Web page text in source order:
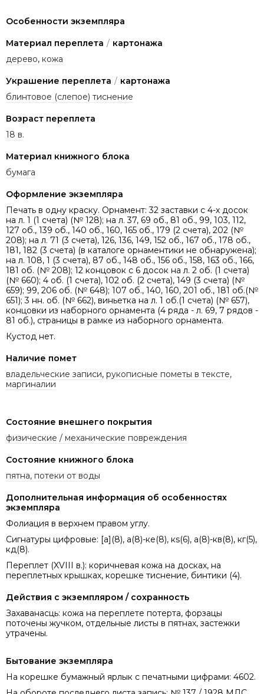
Особенности экземпляра
Материал переплета / картонажа
дерево, кожа
Украшение переплета / картонажа
блинтовое (слепое) тиснение
Возраст переплета
18 в.
Материал книжного блока
бумага
Оформление экземпляра
Печать в одну краску. Орнамент: 32 заставки c 4-х досок
на л. 1 (1 счета) (№ 128); на л. 37, 69 об., 81 об., 99, 103, 112,
127 об., 139 об., 140 об., 160, 165 об., 179 (2 счета), 202 (№
208); на л. 71 (3 счета), 126, 136, 149, 152 об., 167 об., 178 об.,
181, 182 (3 счета) (в каталоге орнаментики не обнаружена);
на л. 108, 1 (3 счета), 87 об., 148 об., 156 об., 158, 163 об., 166,
181 об. (№ 208); 12 концовок с 6 досок на л. 2 об. (1 счета)
(№ 660); 4 об. (1 счета), 102 об. (2 счета), 149 (3 счета) (№
659); 99, 206 об. (№ 648); 107 об., 140, 160, 201 об., 181 об.(№
651); 3 нн. об. (№ 662), виньетка на л. 1 об.(1 счета) (№ 657),
концовки из наборного орнамента (4 ряда - л. 69, 7 рядов -
81 об.), страницы в рамке из наборного орнамента.
Кустод нет.
Наличие помет
владельческие записи, рукописные пометы в тексте,
маргиналии
Состояние внешнего покрытия
физические / механические повреждения
Состояние книжного блока
пятна, потеки от воды
Дополнительная информация об особенностях
экземпляра
Фолиация в верхнем правом углу.
Сигнатуры цифровые: [а](8), а(8)-ке(8), кs(6), а(8)-кв(8), кг(5),
кд(8).
Переплет (XVIII в.): коричневая кожа на досках, на
переплетных крышках, корешке тиснение, бинтики (4).
Действия с экземпляром / сохранность
Захаванасць: кожа на переплете потерта, форзацы
поточены жучком, отдельные листы в пятнах, застежки
утрачены.
Бытование экземпляра
На корешке бумажный ярлык с печатными цифрами: 4602.